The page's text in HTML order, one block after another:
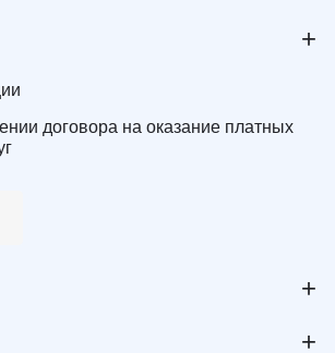
+
договора на оказание платных
+
+